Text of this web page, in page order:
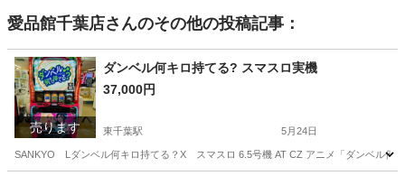
愛品館千葉店さんのその他の投稿記事：
売ります
ダンベル何キロ持てる? スマスロ実機
37,000円
東千葉駅 5月24日
SANKYO Lダンベル何キロ持てる？X スマスロ 6.5号機 AT CZ アニメ「ダンベル何